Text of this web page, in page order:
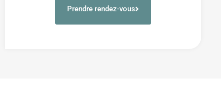
Prendre rendez-vous